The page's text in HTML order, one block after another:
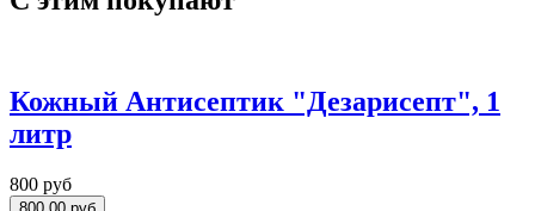
Кожный Антисептик "Дезарисепт", 1
литр
800 руб